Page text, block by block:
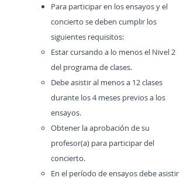
Para participar en los ensayos y el
concierto se deben cumplir los
siguientes requisitos:
Estar cursando a lo menos el Nivel 2
del programa de clases.
Debe asistir al menos a 12 clases
durante los 4 meses previos a los
ensayos.
Obtener la aprobación de su
profesor(a) para participar del
concierto.
En el período de ensayos debe asistir